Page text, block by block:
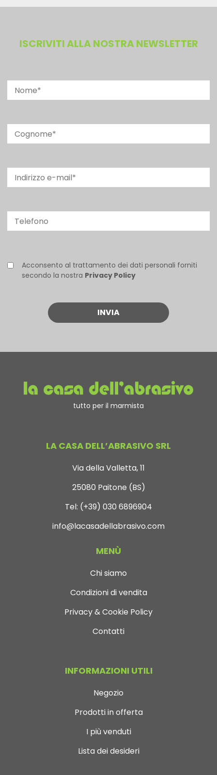
ISCRIVITI ALLA NOSTRA NEWSLETTER
Acconsento al trattamento dei dati personali forniti
secondo la nostra Privacy Policy
tutto per il marmista
LA CASA DELL’ABRASIVO SRL
Via della Valletta, 11
25080 Paitone (BS)
Tel: (+39) 030 6896904
info@lacasadellabrasivo.com
MENÙ
Chi siamo
Condizioni di vendita
Privacy & Cookie Policy
Contatti
INFORMAZIONI UTILI
Negozio
Prodotti in offerta
I più venduti
Lista dei desideri